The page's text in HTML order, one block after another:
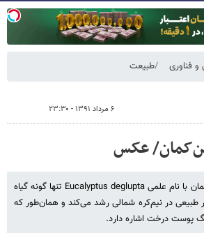
و فناوری طبیعت
۶ مرداد ۱۳۹۱ - ۲۳:۳۰
عکس
درخت اوکالیپتوس رنگین‌کمان با نام علمی Eucalyptus deglupta تنها گونه گیاه
طبیعی در نیم‌کره شمالی رشد می‌کند و همان‌طور که
پوست درخت اشاره دارد.